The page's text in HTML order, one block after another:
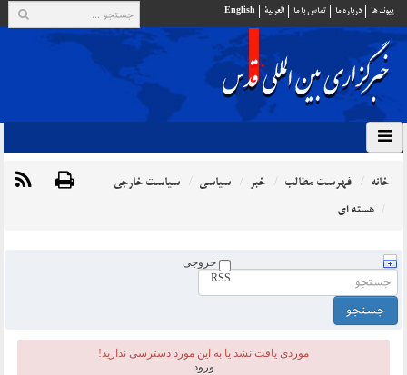
پيوند ها درباره ما تماس با ما العربية English
خانه فهرست مطالب خبر سیاسی سیاست خارجی
هسته ای
خروجی
RSS
موردی يافت نشد یا به این مورد دسترسی ندارید!
ورود